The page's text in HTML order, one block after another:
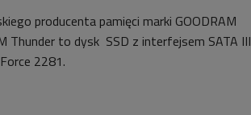
producenta pamięci marki GOODRAM
Thunder to dysk SSD z interfejsem SATA III
2281.